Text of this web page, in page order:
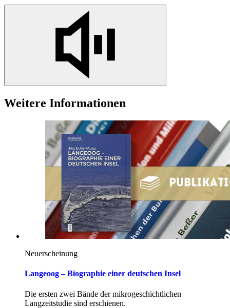
Weitere Informationen
Neuerscheinung
Langeoog – Biographie einer deutschen Insel
Die ersten zwei Bände der mikrogeschichtlichen
Langzeitstudie sind erschienen.